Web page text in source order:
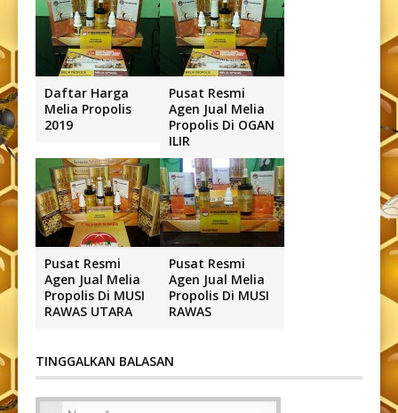
Daftar Harga
Melia Propolis
2019
Pusat Resmi
Agen Jual Melia
Propolis Di OGAN
ILIR
Pusat Resmi
Agen Jual Melia
Propolis Di MUSI
RAWAS UTARA
Pusat Resmi
Agen Jual Melia
Propolis Di MUSI
RAWAS
TINGGALKAN BALASAN